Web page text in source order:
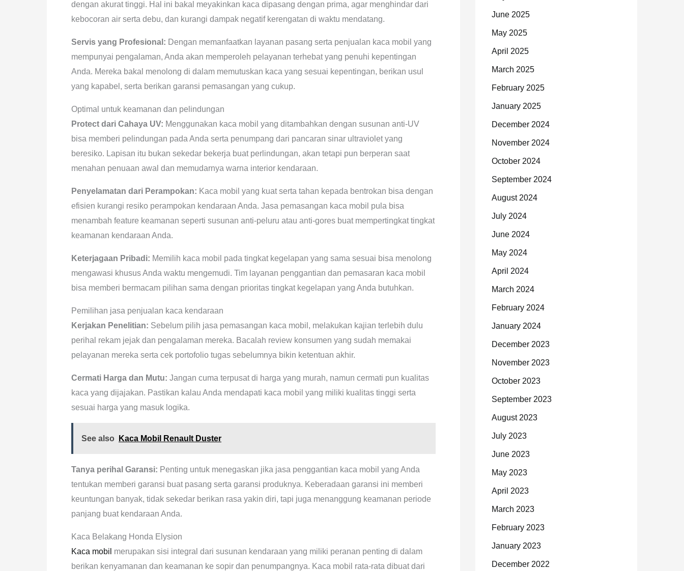
dengan akurat tinggi. Hal ini bakal meyakinkan kaca dipasang dengan prima, agar menghindar dari
kebocoran air serta debu, dan kurangi dampak negatif kerengatan di waktu mendatang.
Servis yang Profesional: Dengan memanfaatkan layanan pasang serta penjualan kaca mobil yang
mempunyai pengalaman, Anda akan memperoleh pelayanan terhebat yang penuhi kepentingan
Anda. Mereka bakal menolong di dalam memutuskan kaca yang sesuai kepentingan, berikan usul
yang kapabel, serta berikan garansi pemasangan yang cukup.
Optimal untuk keamanan dan pelindungan
Protect dari Cahaya UV: Menggunakan kaca mobil yang ditambahkan dengan susunan anti-UV
bisa memberi pelindungan pada Anda serta penumpang dari pancaran sinar ultraviolet yang
beresiko. Lapisan itu bukan sekedar bekerja buat perlindungan, akan tetapi pun berperan saat
menahan penuaan awal dan memudarnya warna interior kendaraan.
Penyelamatan dari Perampokan: Kaca mobil yang kuat serta tahan kepada bentrokan bisa dengan
efisien kurangi resiko perampokan kendaraan Anda. Jasa pemasangan kaca mobil pula bisa
menambah feature keamanan seperti susunan anti-peluru atau anti-gores buat mempertingkat tingkat
keamanan kendaraan Anda.
Keterjagaan Pribadi: Memilih kaca mobil pada tingkat kegelapan yang sama sesuai bisa menolong
mengawasi khusus Anda waktu mengemudi. Tim layanan penggantian dan pemasaran kaca mobil
bisa memberi bermacam pilihan sama dengan prioritas tingkat kegelapan yang Anda butuhkan.
Pemilihan jasa penjualan kaca kendaraan
Kerjakan Penelitian: Sebelum pilih jasa pemasangan kaca mobil, melakukan kajian terlebih dulu
perihal rekam jejak dan pengalaman mereka. Bacalah review konsumen yang sudah memakai
pelayanan mereka serta cek portofolio tugas sebelumnya bikin ketentuan akhir.
Cermati Harga dan Mutu: Jangan cuma terpusat di harga yang murah, namun cermati pun kualitas
kaca yang dijajakan. Pastikan kalau Anda mendapati kaca mobil yang miliki kualitas tinggi serta
sesuai harga yang masuk logika.
See also Kaca Mobil Renault Duster
Tanya perihal Garansi: Penting untuk menegaskan jika jasa penggantian kaca mobil yang Anda
tentukan memberi garansi buat pasang serta garansi produknya. Keberadaan garansi ini memberi
keuntungan banyak, tidak sekedar berikan rasa yakin diri, tapi juga menanggung keamanan periode
panjang buat kendaraan Anda.
Kaca Belakang Honda Elysion
Kaca mobil merupakan sisi integral dari susunan kendaraan yang miliki peranan penting di dalam
berikan kenyamanan dan keamanan ke sopir dan penumpangnya. Kaca mobil rata-rata dibuat dari
June 2025
May 2025
April 2025
March 2025
February 2025
January 2025
December 2024
November 2024
October 2024
September 2024
August 2024
July 2024
June 2024
May 2024
April 2024
March 2024
February 2024
January 2024
December 2023
November 2023
October 2023
September 2023
August 2023
July 2023
June 2023
May 2023
April 2023
March 2023
February 2023
January 2023
December 2022